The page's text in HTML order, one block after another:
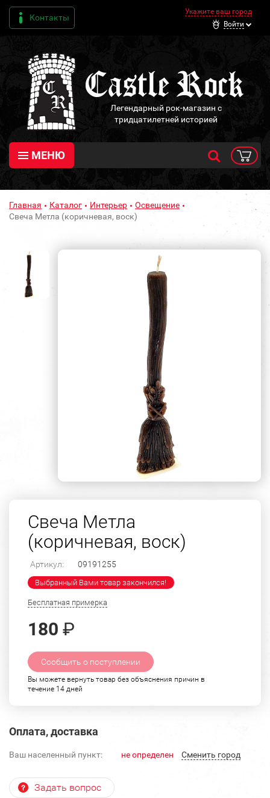
Контакты
Укажите ваш город
Войти
Легендарный рок-магазин с
тридцатилетней историей
МЕНЮ
Главная Каталог Интерьер
Освещение
Свеча Метла (коричневая, воск)
Свеча Метла
(коричневая, воск)
Артикул: 09191255
Выбранный Вами товар закончился!
Бесплатная примерка
180 ₽
Сообщить о поступлении
Вы можете вернуть товар без объяснения причин в
течение 14 дней
Оплата, доставка
Ваш населенный пункт: не определен Cменить город
Задать вопрос